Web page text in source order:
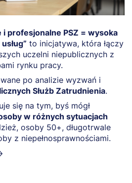
i profesjonalne PSZ = wysoka
to inicjatywa, która łączy
uczelni niepublicznych z
rynku pracy.
po analizie wyzwań i
Służb Zatrudnienia.
się na tym, byś mógł
w różnych sytuacjach
osoby 50+, długotrwale
z niepełnosprawnościami.